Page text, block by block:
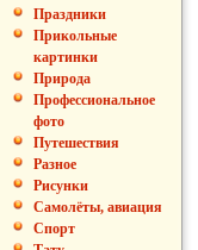
Праздники
Прикольные
картинки
Природа
Профессиональное
фото
Путешествия
Разное
Рисунки
Самолёты, авиация
Спорт